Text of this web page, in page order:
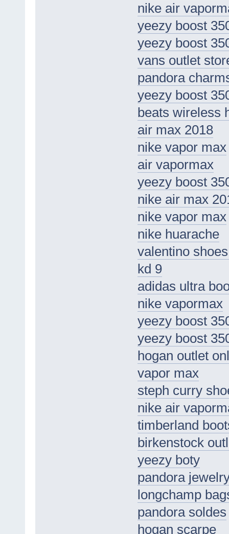
nike air
yeezy boost
yeezy boost
vans outlet
pandora
yeezy boost
beats wireless
air max 2018
nike vapor max
air vapormax
yeezy boost
nike air max
nike vapor max
nike huarache
valentino
kd 9
adidas ultra
nike vapormax
yeezy boost
yeezy boost
hogan outlet
vapor max
steph curry
nike air
timberland
birkenstock
yeezy boty
pandora
longchamp
pandora soldes
hogan scarpe